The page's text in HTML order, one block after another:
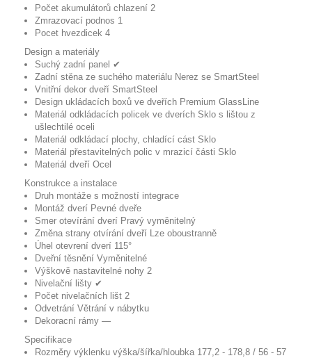
Počet akumulátorů chlazení 2
Zmrazovací podnos 1
Pocet hvezdicek 4
Design a materiály
Suchý zadní panel ✔
Zadní stěna ze suchého materiálu Nerez se SmartSteel
Vnitřní dekor dveří SmartSteel
Design ukládacích boxů ve dveřích Premium GlassLine
Materiál odkládacích policek ve dverích Sklo s lištou z
ušlechtilé oceli
Materiál odkládací plochy, chladící cást Sklo
Materiál přestavitelných polic v mrazicí části Sklo
Materiál dveří Ocel
Konstrukce a instalace
Druh montáže s možností integrace
Montáž dverí Pevné dveře
Smer otevírání dverí Pravý vyměnitelný
Změna strany otvírání dveří Lze oboustranně
Úhel otevrení dverí 115°
Dveřní těsnění Vyměnitelné
Výškově nastavitelné nohy 2
Nivelační lišty ✔
Počet nivelačních lišt 2
Odvetrání Větrání v nábytku
Dekoracní rámy —
Specifikace
Rozměry výklenku výška/šířka/hloubka 177,2 - 178,8 / 56 - 57